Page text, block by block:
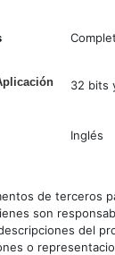
32 bits
Inglés
de terceros
son
del
o